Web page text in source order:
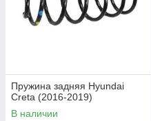
Пружина задняя Hyundai
Creta (2016-2019)
В наличии